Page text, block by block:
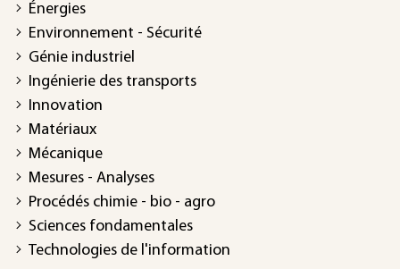
Énergies
Environnement - Sécurité
Génie industriel
Ingénierie des transports
Innovation
Matériaux
Mécanique
Mesures - Analyses
Procédés chimie - bio - agro
Sciences fondamentales
Technologies de l'information